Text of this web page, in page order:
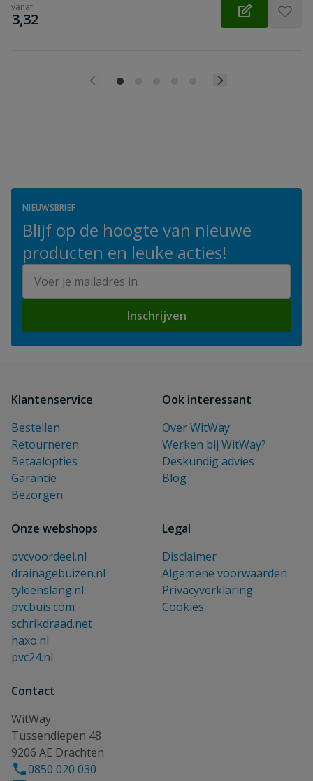
vanaf
€
3,32
NIEUWSBRIEF
Blijf op de hoogte van nieuwe
producten en leuke acties!
Inschrijven
Klantenservice
Bestellen
Retourneren
Betaalopties
Garantie
Bezorgen
Ook interessant
Over WitWay
Werken bij WitWay?
Deskundig advies
Blog
Onze webshops
pvcvoordeel.nl
drainagebuizen.nl
tyleenslang.nl
pvcbuis.com
schrikdraad.net
haxo.nl
pvc24.nl
Legal
Disclaimer
Algemene voorwaarden
Privacyverklaring
Cookies
Contact
WitWay
Tussendiepen 48
9206 AE Drachten
0850 020 030